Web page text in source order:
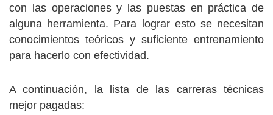
con las operaciones y las puestas en práctica de
alguna herramienta. Para lograr esto se necesitan
conocimientos teóricos y suficiente entrenamiento
para hacerlo con efectividad.
A continuación, la lista de las carreras técnicas
mejor pagadas: